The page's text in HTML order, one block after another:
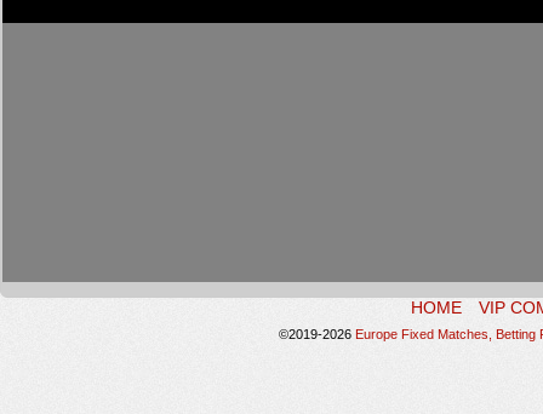
HOME VIP
©2019-2026 Europe Fixed Matches, Betting